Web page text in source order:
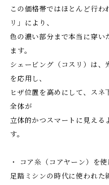
この価格帯ではほとんど行
リ」により、
色の濃い部分まで本当に穿い
ます。
シェービング（コスリ）は
を応用し、
ヒザ位置を高めにして、ス
全体が
立体的かつスマートに見える
す。
・ コア糸（コアヤーン）を使
足踏ミシンの時代に使われた